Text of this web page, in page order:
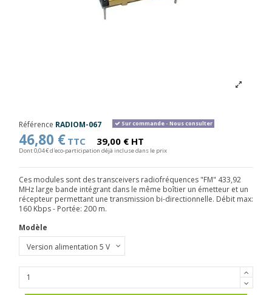
Référence RADIOM-067 Sur commande - Nous consulter
46,80 € TTC 39,00 € HT
Dont 0,04 € d'eco-participation déjà incluse dans le prix
Ces modules sont des transceivers radiofréquences "FM" 433,92
MHz large bande intégrant dans le même boîtier un émetteur et un
récepteur permettant une transmission bi-directionnelle. Débit max:
160 Kbps - Portée: 200 m.
Modèle